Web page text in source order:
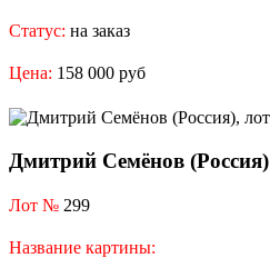
Статус: на заказ
Цена: 158 000 руб
Дмитрий Семёнов (Россия)
Лот № 299
Название картины: